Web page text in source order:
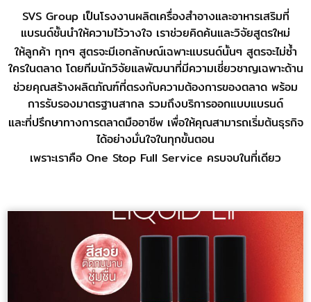
SVS Group เป็นโรงงานผลิตเครื่องสำอางและอาหารเสริมที่
แบรนด์ชั้นนำให้ความไว้วางใจ เราช่วยคิดค้นและวิจัยสูตรใหม่
ให้ลูกค้า ทุกๆ สูตรจะมีเอกลักษณ์เฉพาะแบรนด์นั้นๆ สูตรจะไม่ซ้ำ
ใครในตลาด โดยทีมนักวิจัยแลพัฒนาที่มีความเชี่ยวชาญเฉพาะด้าน
ช่วยคุณสร้างผลิตภัณฑ์ที่ตรงกับความต้องการของตลาด พร้อม
การรับรองมาตรฐานสากล รวมถึงบริการออกแบบแบรนด์
และที่ปรึกษาทางการตลาดมืออาชีพ เพื่อให้คุณสามารถเริ่มต้นธุรกิจ
ได้อย่างมั่นใจในทุกขั้นตอน
เพราะเราคือ One Stop Full Service ครบจบในที่เดียว